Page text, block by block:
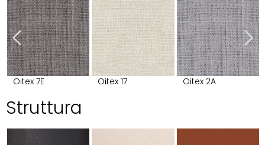
Oitex 7E Oitex 17 Oitex 2A
Struttura